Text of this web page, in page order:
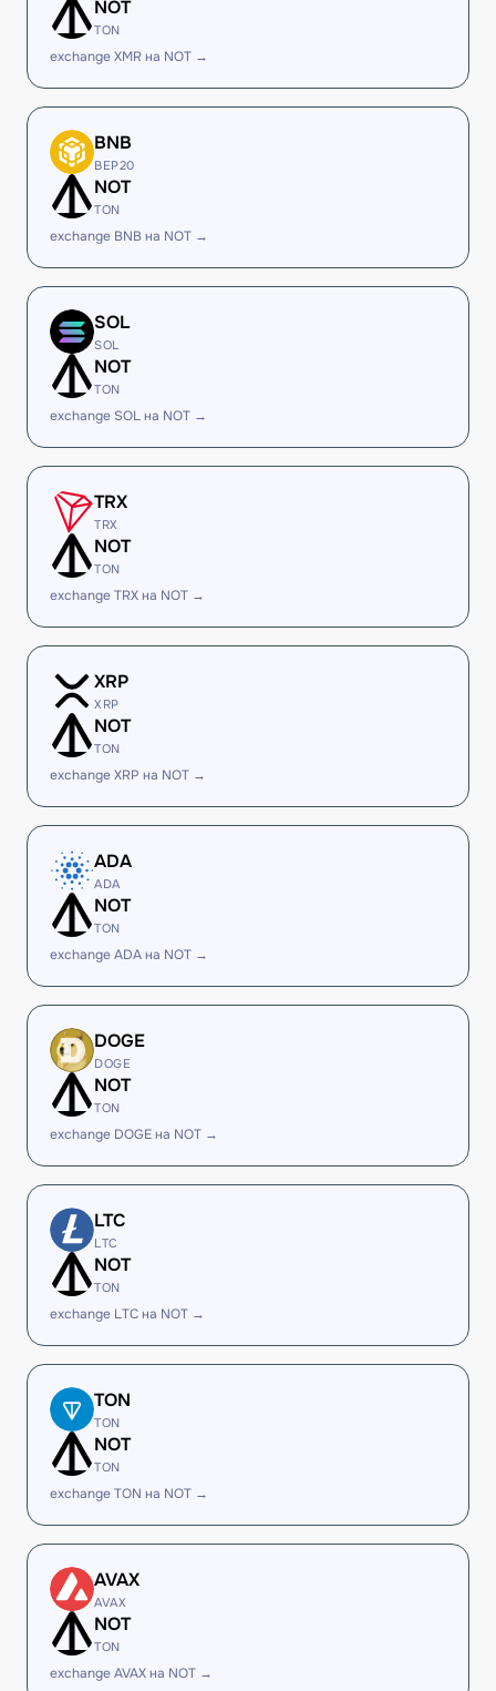
NOT
TON
exchange XMR на NOT →
BNB
BEP20
NOT
TON
exchange BNB на NOT →
SOL
SOL
NOT
TON
exchange SOL на NOT →
TRX
TRX
NOT
TON
exchange TRX на NOT →
XRP
XRP
NOT
TON
exchange XRP на NOT →
ADA
ADA
NOT
TON
exchange ADA на NOT →
DOGE
DOGE
NOT
TON
exchange DOGE на NOT →
LTC
LTC
NOT
TON
exchange LTC на NOT →
TON
TON
NOT
TON
exchange TON на NOT →
AVAX
AVAX
NOT
TON
exchange AVAX на NOT →